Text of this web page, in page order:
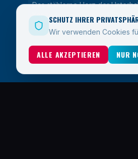
Das stählerne Herz der
Konzerte, Festivals und Shows
SCHUTZ IHRER
Wir verwenden Cookies
ALLE AKZEPTIEREN NUR